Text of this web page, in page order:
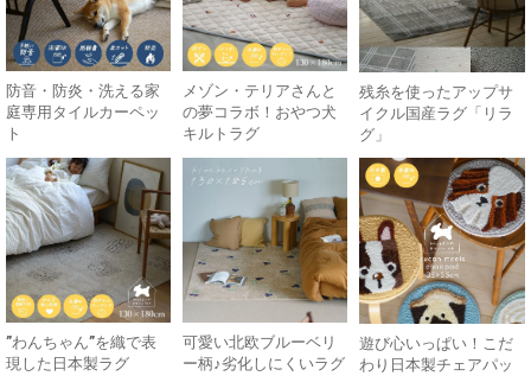
防音・防炎・洗える家
庭専用タイルカーペッ
ト
メゾン・テリアさんと
の夢コラボ！おやつ犬
キルトラグ
残糸を使ったアップサ
イクル国産ラグ「リラ
グ」
”わんちゃん”を織で表
現した日本製ラグ
可愛い北欧ブルーベリ
ー柄♪劣化しにくいラグ
遊び心いっぱい！こだ
わり日本製チェアパッ